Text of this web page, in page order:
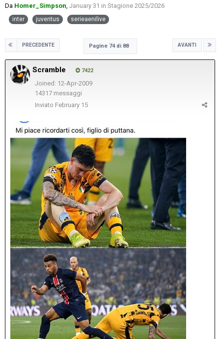
Da Homer_Simpson, January 31 in Stagione 2025/2026
inter juventus serieaenilive
PRECEDENTE AVANTI
Pagine 74 di 88
Scramble 7422
Joined: 12-Apr-2009
14317 messaggi
Inviato February 15